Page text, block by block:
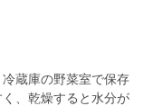
蔵庫の野菜室で保存
、乾燥すると水分が